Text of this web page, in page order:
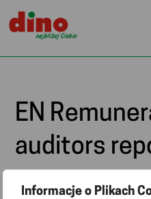
Informacje o Plikach
EN
auditors
EN Remuneration report